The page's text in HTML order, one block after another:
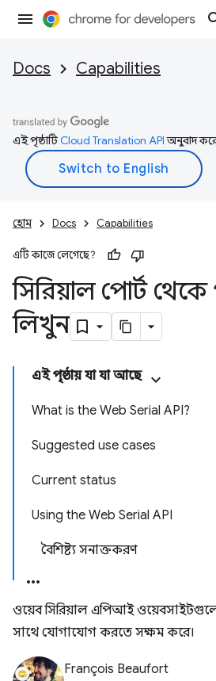
Docs Capabilities
এই পৃষ্ঠাটিCloud Translation APIঅনুবাদ
হোম Docs Capabilities
এটি কাজে লেগেছে?
সিরিয়াল পোর্ট
লিখুন
এই পৃষ্ঠায় যা যা আছে
What is the Web Serial API?
Suggested use cases
Current status
Using the Web Serial API
বৈশিষ্ট্য সনাক্তকরণ
ওয়েব সিরিয়াল এপিআই
সাথে যোগাযোগ করতে সক্ষম করে।
François Beaufort